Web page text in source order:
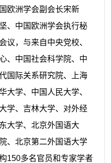
欧洲学会副会长宋新
、中国欧洲学会执行秘
议，与来自中央党校、
、中国社会科学院、中
国际关系研究院、上海
大学、中国人民大学、
学、吉林大学、对外经
大学、北京外国语大
、北京第二外国语大学
150多名官员和专家学者